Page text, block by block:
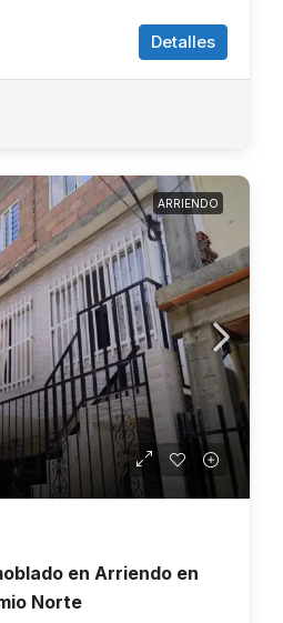
Detalles
ARRIENDO
en Arriendo en
Norte